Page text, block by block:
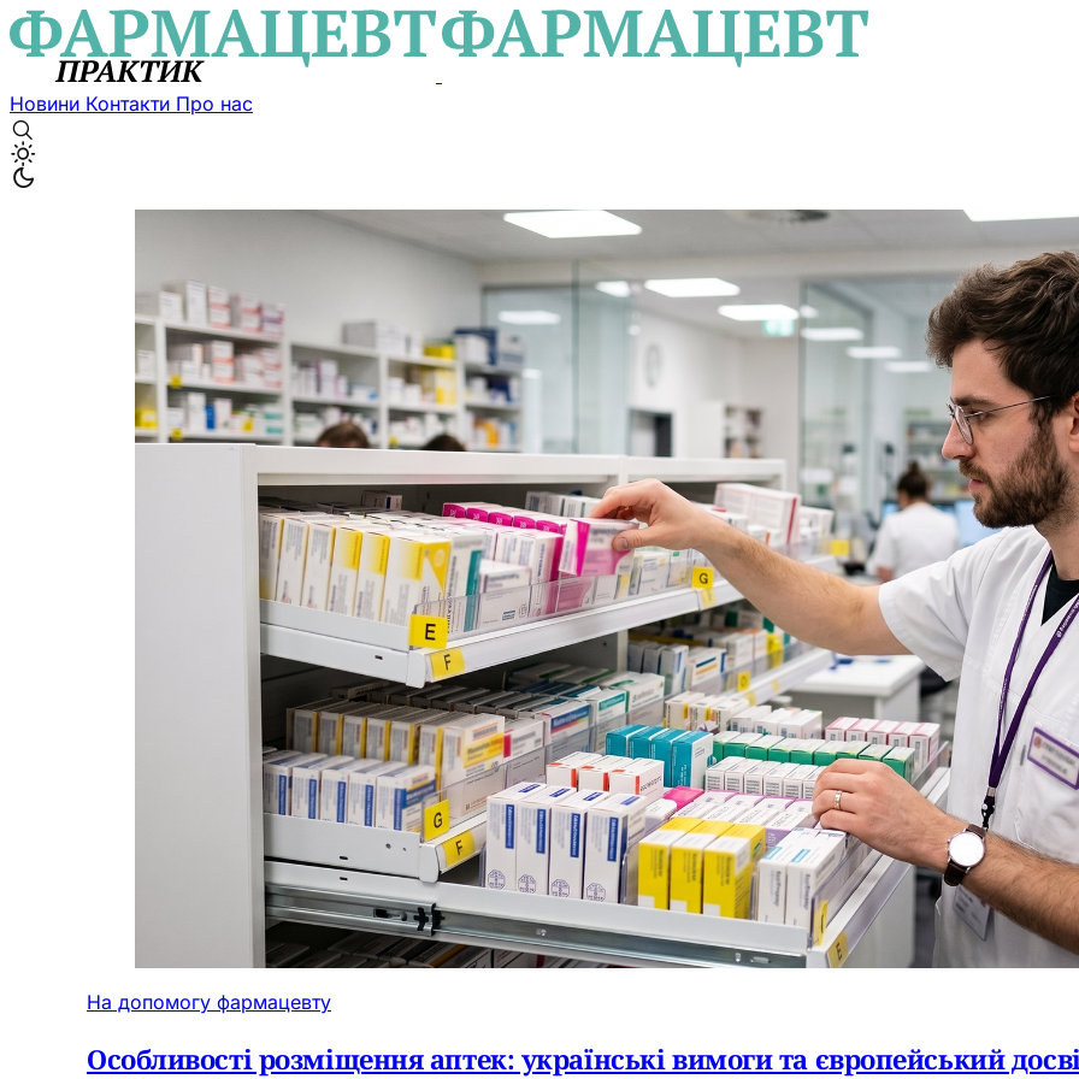
Новини Контакти Про нас
На допомогу фармацевту
Особливості розміщення аптек: українські вимоги та європейський